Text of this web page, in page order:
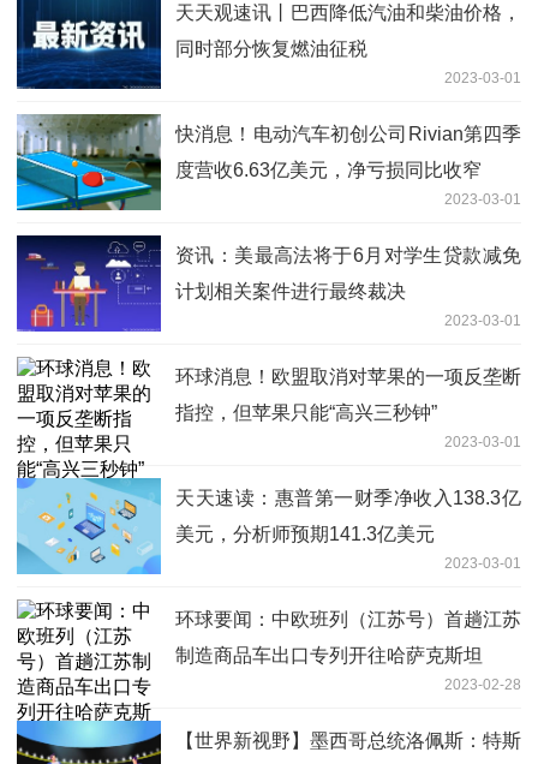
天天观速讯丨巴西降低汽油和柴油价格，
同时部分恢复燃油征税
2023-03-01
快消息！电动汽车初创公司Rivian第四季
度营收6.63亿美元，净亏损同比收窄
2023-03-01
资讯：美最高法将于6月对学生贷款减免
计划相关案件进行最终裁决
2023-03-01
环球消息！欧盟取消对苹果的一项反垄断
指控，但苹果只能“高兴三秒钟”
2023-03-01
天天速读：惠普第一财季净收入138.3亿
美元，分析师预期141.3亿美元
2023-03-01
环球要闻：中欧班列（江苏号）首趟江苏
制造商品车出口专列开往哈萨克斯坦
2023-02-28
【世界新视野】墨西哥总统洛佩斯：特斯